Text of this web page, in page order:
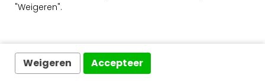
"Weigeren".
Weigeren Accepteer